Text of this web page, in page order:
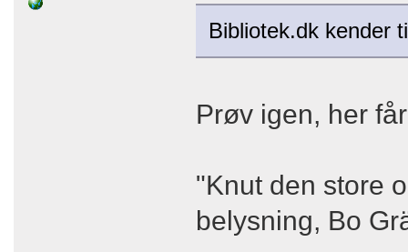
Bibliotek.dk kender
Prøv igen, her
"Knut den store
belysning, Bo